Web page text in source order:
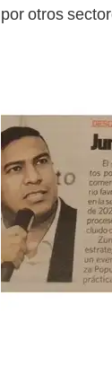
por otros